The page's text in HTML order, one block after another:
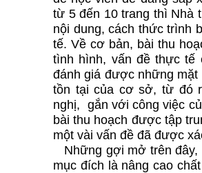
từ 5 đến 10 trang thì Nhà
nội dung, cách thức trình
tế. Về cơ bản, bài thu
tình hình, vấn đề thực
đánh giá được những
tồn tại của cơ sở, từ đó
nghị, gắn với công việc
bài thu hoạch được tập
một vài vấn đề đã được
Những gợi mở trên đây,
mục đích là nâng cao